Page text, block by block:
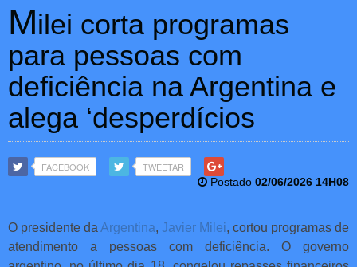
Milei corta programas
para pessoas com
deficiência na Argentina e
alega ‘desperdícios
FACEBOOK
TWEETAR
Postado 02/06/2026 14H08
O presidente da Argentina, Javier Milei, cortou programas de
atendimento a pessoas com deficiência. O governo